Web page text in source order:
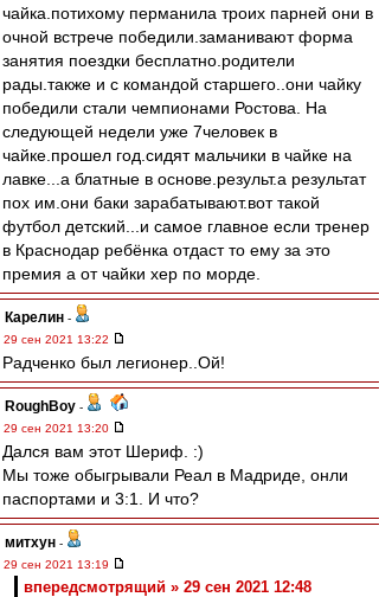
чайка.потихому перманила троих парней они в
очной встрече победили.заманивают форма
занятия поездки бесплатно.родители
рады.также и с командой старшего..они чайку
победили стали чемпионами Ростова. На
следующей недели уже 7человек в
чайке.прошел год.сидят мальчики в чайке на
лавке...а блатные в основе.результ.а результат
пох им.они баки зарабатывают.вот такой
футбол детский...и самое главное если тренер
в Краснодар ребёнка отдаст то ему за это
премия а от чайки хер по морде.
Карелин -
29 сен 2021 13:22
Радченко был легионер..Ой!
RoughBoy -
29 сен 2021 13:20
Дался вам этот Шериф. :)
Мы тоже обыгрывали Реал в Мадриде, онли
паспортами и 3:1. И что?
митхун -
29 сен 2021 13:19
впередсмотрящий » 29 сен 2021 12:48